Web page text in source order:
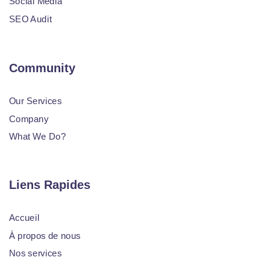
SEO Audit
Community
Our Services
Company
What We Do?
Liens Rapides
Accueil
À propos de nous
Nos services